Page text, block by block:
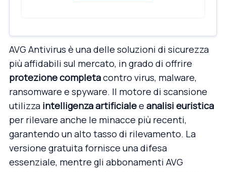
AVG Antivirus è una delle soluzioni di sicurezza
più affidabili sul mercato, in grado di offrire
protezione completacontro virus, malware,
ransomware e spyware. Il motore di scansione
utilizza intelligenza artificialee analisi euristica
per rilevare anche le minacce più recenti,
garantendo un alto tasso di rilevamento. La
versione gratuita fornisce una difesa
essenziale, mentre gli abbonamenti AVG